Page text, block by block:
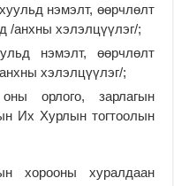
нэмэлт, өөрчлөлт
/анхны хэлэлцүүлэг/;
нэмэлт, өөрчлөлт
хэлэлцүүлэг/;
орлого, зарлагын
Их Хурлын тогтоолын
хорооны хуралдаан